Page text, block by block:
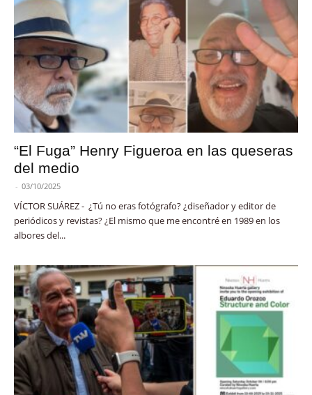
“El Fuga” Henry Figueroa en las queseras
del medio
- 03/10/2025
VÍCTOR SUÁREZ - ¿Tú no eras fotógrafo? ¿diseñador y editor de
periódicos y revistas? ¿El mismo que me encontré en 1989 en los
albores del...